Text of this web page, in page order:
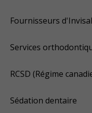
Fournisseurs
Services
RCSD (Régime
Sédation dentaire